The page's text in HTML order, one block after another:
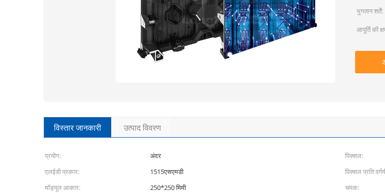
भुगतान शर्तें:
आपूर्ति की
विस्तार जानकारी उत्पाद विवरण
प्रयोग: अंदर पिक्सल:
एलईडी प्रकार:
1515एसएमडी पिक्सल प्रति
मॉड्यूल आकार:
250*250 मिमी चमक: